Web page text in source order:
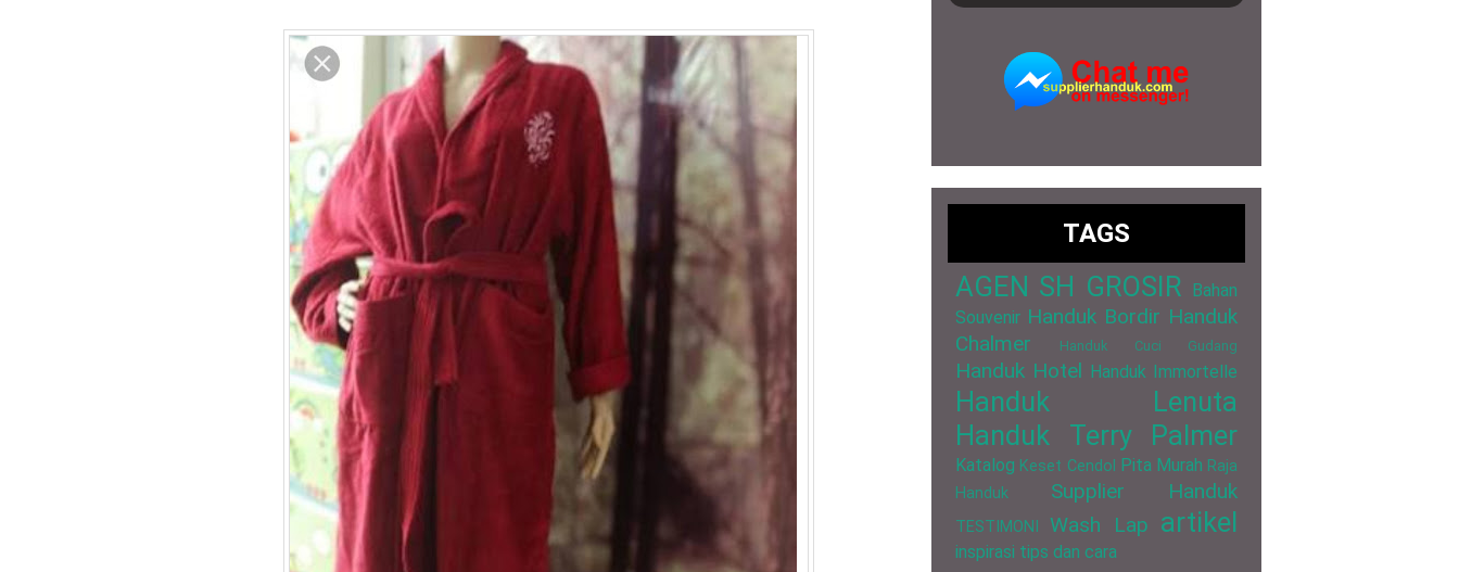
TAGS
AGEN SH GROSIR Bahan
Souvenir Handuk Bordir Handuk
Chalmer
Handuk Cuci Gudang
Handuk Hotel Handuk Immortelle
Handuk Lenuta
Handuk Terry Palmer
Katalog Keset Cendol Pita Murah Raja
Handuk
Supplier Handuk
TESTIMONI Wash Lap artikel
inspirasi tips dan cara